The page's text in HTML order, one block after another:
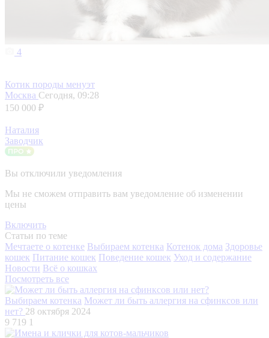
4
Котик породы менуэт
Москва Сегодня, 09:28
150 000 ₽
Наталия
Заводчик
Вы отключили уведомления
Мы не сможем отправить вам уведомление об изменении
цены
Включить
Статьи по теме
Мечтаете о котенке Выбираем котенка Котенок дома Здоровье
кошек Питание кошек Поведение кошек Уход и содержание
Новости Всё о кошках
Посмотреть все
Выбираем котенка Может ли быть аллергия на сфинксов или
нет? 28 октября 2024
9 719 1